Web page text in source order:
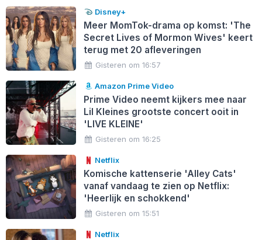
Disney+
Meer MomTok-drama op komst: 'The
Secret Lives of Mormon Wives' keert
terug met 20 afleveringen
Gisteren om 16:57
Amazon Prime Video
Prime Video neemt kijkers mee naar
Lil Kleines grootste concert ooit in
'LIVE KLEINE'
Gisteren om 16:25
Netflix
Komische kattenserie 'Alley Cats'
vanaf vandaag te zien op Netflix:
'Heerlijk en schokkend'
Gisteren om 15:51
Netflix